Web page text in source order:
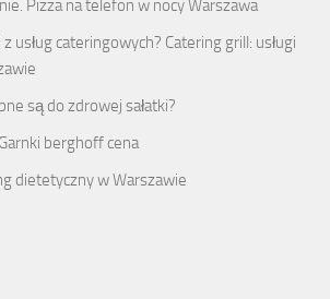
Pizza na telefon w nocy Warszawa
usług cateringowych? Catering grill: usługi
są do zdrowej sałatki?
berghoff cena
dietetyczny w Warszawie